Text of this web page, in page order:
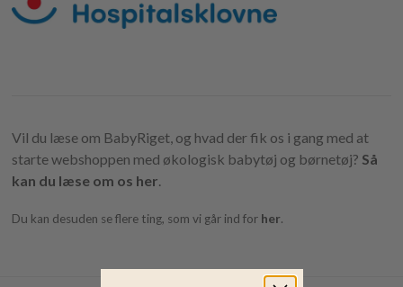
Vil du læse om BabyRiget, og hvad der fik os i gang med at
starte webshoppen med økologisk babytøj og børnetøj? Så
kan du læse om os her
Du kan desuden se flere ting, som vi går ind for her.